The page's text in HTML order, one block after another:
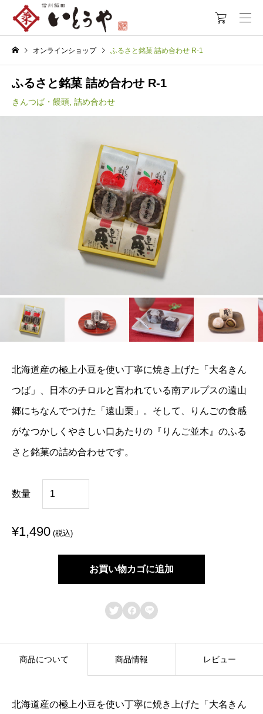
オンラインショップ ふるさと銘菓 詰め合わせ R-1
ふるさと銘菓 詰め合わせ R-1
きんつば・饅頭 詰め合わせ
北海道産の極上小豆を使い丁寧に焼き上げた「大名きん
つば」、日本のチロルと言われている南アルプスの遠山
郷にちなんでつけた「遠山栗」。そして、りんごの食感
がなつかしくやさしい口あたりの『りんご並木』のふる
さと銘菓の詰め合わせです。
数量
ふ
る
さ
わ
¥1,490 (税込)
お買い物カゴに追加
  
商品について 商品情報 レビュー
北海道産の極上小豆を使い丁寧に焼き上げた「大名きん